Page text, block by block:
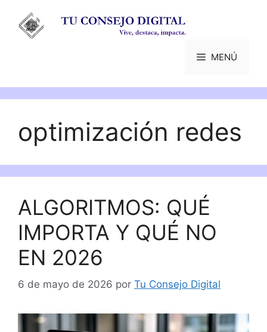
contenido
MENÚ
optimización redes
ALGORITMOS: QUÉ
IMPORTA Y QUÉ NO
EN 2026
6 de mayo de 2026 por Tu Consejo Digital